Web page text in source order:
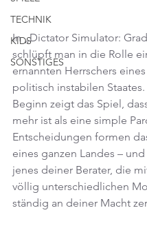
TECHNIK
KIDS
SONSTIGES
In „Dictator Simulator:
schlüpft man in die Rolle
ernannten Herrschers eines
politisch instabilen Staates.
Beginn zeigt das Spiel,
mehr ist als eine simple
Entscheidungen formen
eines ganzen Landes –
jenes deiner Berater, die
völlig unterschiedlichen
ständig an deiner Macht